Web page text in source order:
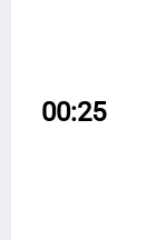
00:25